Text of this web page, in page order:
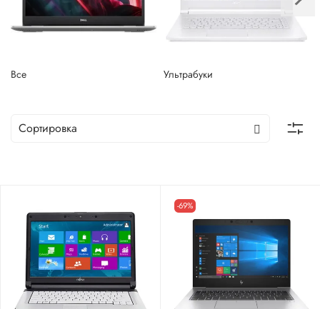
Все Ультрабуки
-69%